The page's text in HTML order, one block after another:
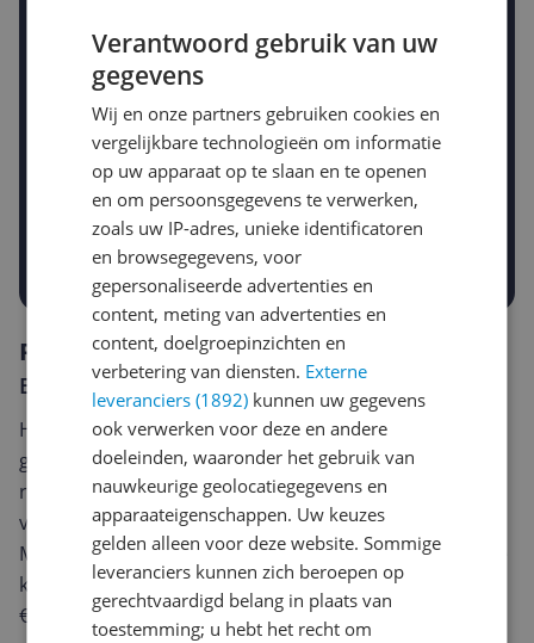
Krijg een seintje zodra de prijs zakt
Gewenste daling of bedrag
-5% -10% -15%
Gewenste prijs
€
Prijsalert aanzetten
Reviews
Er zijn nog geen reviews geschreven
Heb jij dit product in bezit en wil je graag je mening
geven? Start dan hieronder met het schrijven van je
review. Afhankelijk van de details duurt het schrijven
van een review gemiddeld tussen de 3 en 10 minuten.
Met jouw mening help je andere bezoekers een betere
keuze te maken én maak je iedere maand kans op
€250,-!
Klik hier voor de actievoorwaarden.
Verantwoord gebruik van uw
gegevens
Wij en onze partners gebruiken cookies en
vergelijkbare technologieën om informatie
op uw apparaat op te slaan en te openen
en om persoonsgegevens te verwerken,
zoals uw IP-adres, unieke identificatoren
en browsegegevens, voor
gepersonaliseerde advertenties en
content, meting van advertenties en
content, doelgroepinzichten en
verbetering van diensten. Externe
leveranciers (1892) kunnen uw gegevens
ook verwerken voor deze en andere
doeleinden, waaronder het gebruik van
nauwkeurige geolocatiegegevens en
apparaateigenschappen. Uw keuzes
gelden alleen voor deze website. Sommige
leveranciers kunnen zich beroepen op
gerechtvaardigd belang in plaats van
toestemming; u hebt het recht om